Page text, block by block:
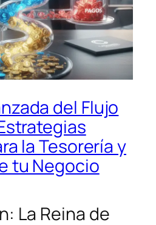
del Flujo
la Tesorería y
tu Negocio
La Reina de